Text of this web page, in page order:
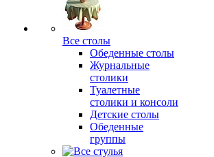
Все столы
Обеденные столы
Журнальные
столики
Туалетные
столики и консоли
Детские столы
Обеденные
группы